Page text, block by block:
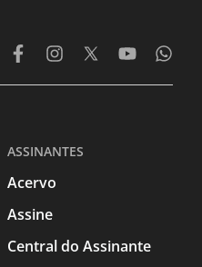
ASSINANTES
Acervo
Assine
Central do Assinante